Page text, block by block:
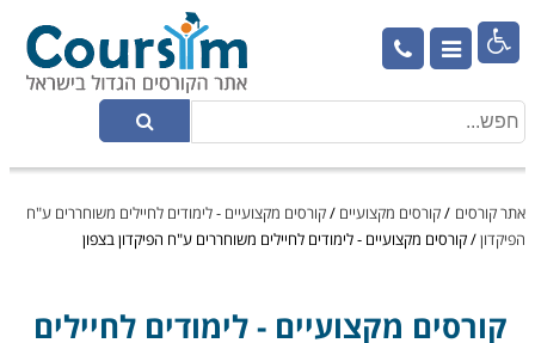

אתר קורסים /קורסים מקצועיים /קורסים מקצועיים - לימודים לחיילים משוחררים ע"ח
הפיקדון/קורסים מקצועיים - לימודים לחיילים משוחררים ע"ח הפיקדון בצפון
קורסים מקצועיים - לימודים לחיילים